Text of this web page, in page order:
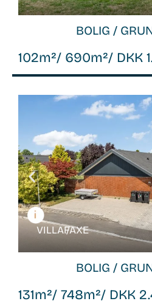
BOLIG /
102m²/ 690m²/ DKK
VILLA /FAXE
BOLIG /
131m²/ 748m²/ DKK